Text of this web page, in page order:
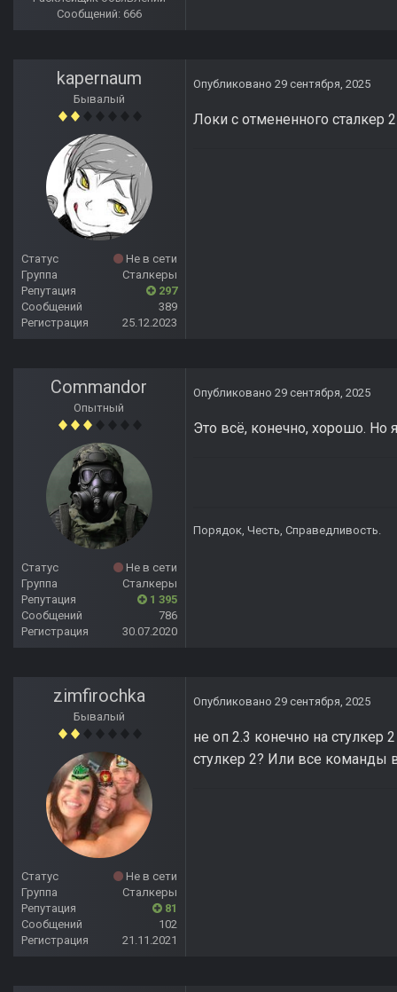
Сообщений: 666
kapernaum
Бывалый
Статус
Не в сети
Группа
Сталкеры
Репутация
297
Сообщений
389
Регистрация
25.12.2023
Опубликовано 29 сентября, 2025
Локи с отмененного сталкер
Commandor
Опытный
Статус
Не в сети
Группа
Сталкеры
Репутация
1 395
Сообщений
786
Регистрация
30.07.2020
Опубликовано 29 сентября, 2025
Это всё, конечно, хорошо.
Порядок, Честь, Справедливость.
zimfirochka
Бывалый
Статус
Не в сети
Группа
Сталкеры
Репутация
81
Сообщений
102
Регистрация
21.11.2021
Опубликовано 29 сентября, 2025
не оп 2.3 конечно на стулкер
стулкер 2? Или все команды